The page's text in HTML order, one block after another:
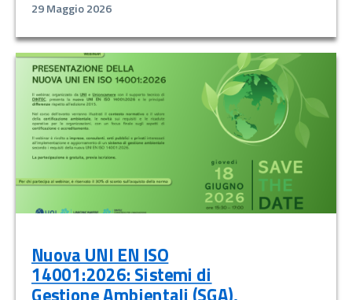
29 Maggio 2026
Nuova UNI EN ISO
14001:2026: Sistemi di